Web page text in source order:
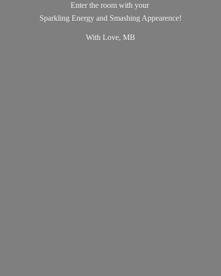
Enter the room with your
Sparkling Energy and Smashing Appearence!
With Love, MB